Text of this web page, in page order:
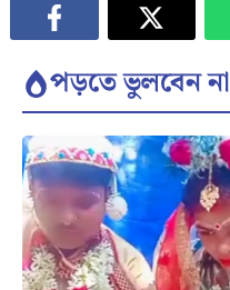
পড়তে ভুলবেন না